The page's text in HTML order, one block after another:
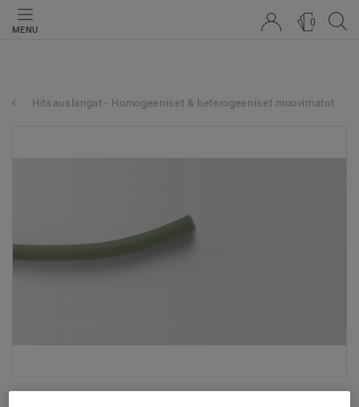
MENU
0
Hitsauslangat - Homogeeniset & heterogeeniset muovimatot